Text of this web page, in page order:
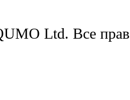
Ltd. Все